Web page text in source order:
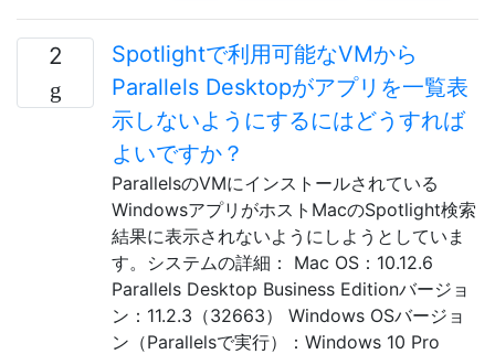
2
Spotlightで利用可能なVMから
Parallels Desktopがアプリを一覧表
示しないようにするにはどうすれば
よいですか？
ParallelsのVMにインストールされている
WindowsアプリがホストMacのSpotlight検索
結果に表示されないようにしようとしていま
す。システムの詳細： Mac OS：10.12.6
Parallels Desktop Business Editionバージョ
ン：11.2.3（32663） Windows OSバージョ
ン（Parallelsで実行）：Windows 10 Pro